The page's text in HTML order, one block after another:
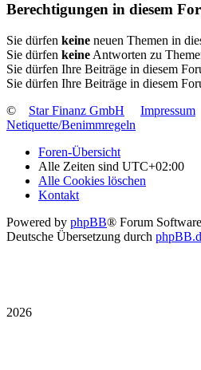
Berechtigungen in diesem
Sie dürfen keine neuen Themen in
Sie dürfen keine Antworten zu
Sie dürfen Ihre Beiträge in diesem
Sie dürfen Ihre Beiträge in diesem
©
Star Finanz GmbH Impressum
Netiquette/Benimmregeln
Foren-Übersicht
Alle Zeiten sind UTC+02:00
Alle Cookies löschen
Kontakt
Powered by phpBB® Forum
Deutsche Übersetzung durch
2026